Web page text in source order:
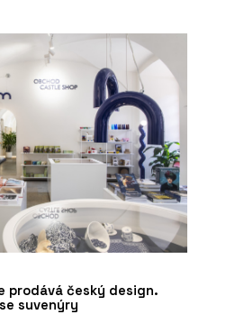
prodává český design.
suvenýry